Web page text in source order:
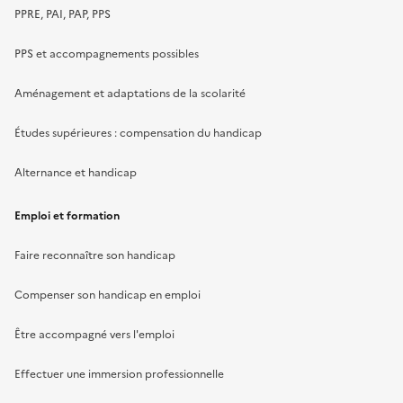
PPRE, PAI, PAP, PPS
PPS et accompagnements possibles
Aménagement et adaptations de la scolarité
Études supérieures : compensation du handicap
Alternance et handicap
Emploi et formation
Faire reconnaître son handicap
Compenser son handicap en emploi
Être accompagné vers l'emploi
Effectuer une immersion professionnelle